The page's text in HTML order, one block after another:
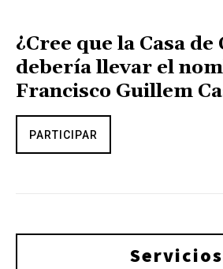
¿Cree que la Casa
debería llevar el
Francisco Guillem
PARTICIPAR
Servicios